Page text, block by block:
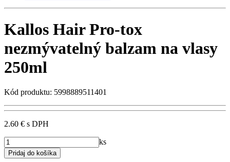
Kallos Hair Pro-tox
nezmývatelný balzam na vlasy
250ml
Kód produktu: 5998889511401
2.60 € s DPH
ks